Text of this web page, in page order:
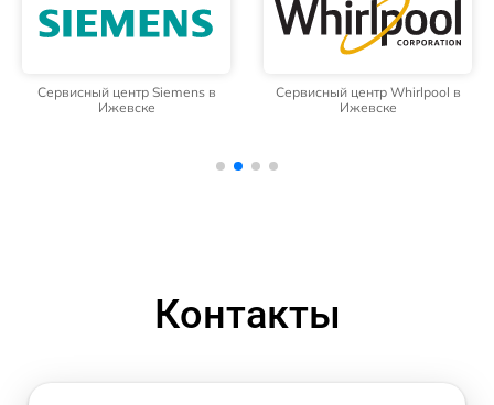
Сервисный центр Siemens в
Ижевске
Сервисный центр Whirlpool в
Ижевске
Контакты